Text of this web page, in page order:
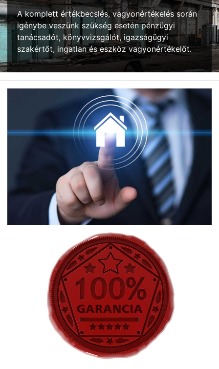
A komplett értékbecslés, vagyonértékelés során
igénybe veszünk szükség esetén pénzügyi
tanácsadót, könyvvizsgálót, igazságügyi
szakértőt, ingatlan és eszköz vagyonértékelőt.